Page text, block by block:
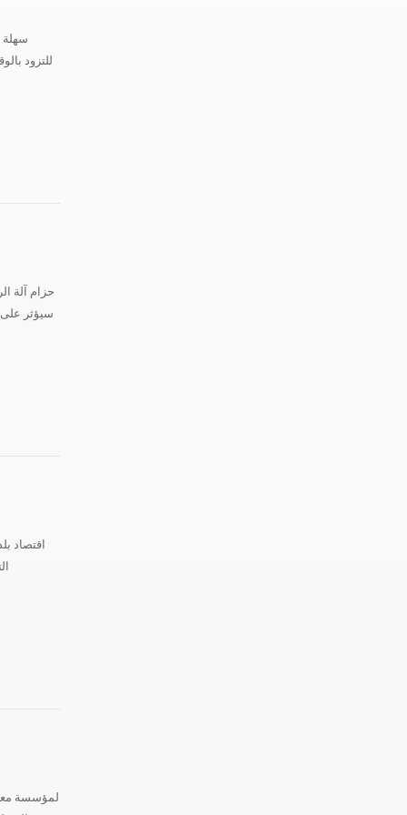
حزام آلة
سيؤثر على
اقتصاد